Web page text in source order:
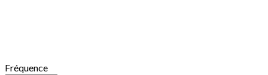
Fréquence